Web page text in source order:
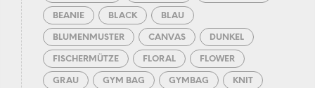
BEANIE BLACK BLAU
BLUMENMUSTER CANVAS DUNKEL
FISCHERMÜTZE FLORAL FLOWER
GRAU GYM BAG GYMBAG KNIT